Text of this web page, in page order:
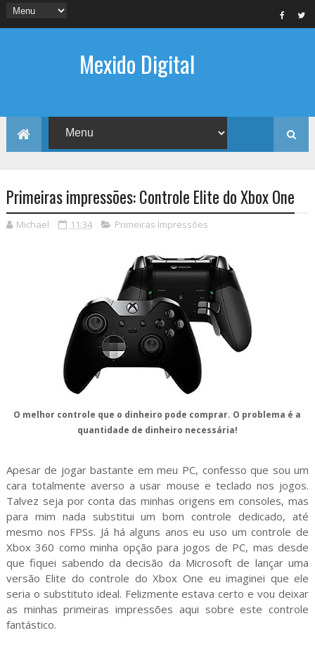
Mexido Digital
Primeiras impressões: Controle Elite do Xbox One
Michael 11:34 Primeiras Impressões
O melhor controle que o dinheiro pode comprar. O problema é a
quantidade de dinheiro necessária!
Apesar de jogar bastante em meu PC, confesso que sou um
cara totalmente averso a usar mouse e teclado nos jogos.
Talvez seja por conta das minhas origens em consoles, mas
para mim nada substitui um bom controle dedicado, até
mesmo nos FPSs. Já há alguns anos eu uso um controle de
Xbox 360 como minha opção para jogos de PC, mas desde
que fiquei sabendo da decisão da Microsoft de lançar uma
versão Elite do controle do Xbox One eu imaginei que ele
seria o substituto ideal. Felizmente estava certo e vou deixar
as minhas primeiras impressões aqui sobre este controle
fantástico.